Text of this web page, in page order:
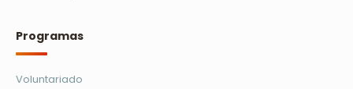
Programas
Voluntariado